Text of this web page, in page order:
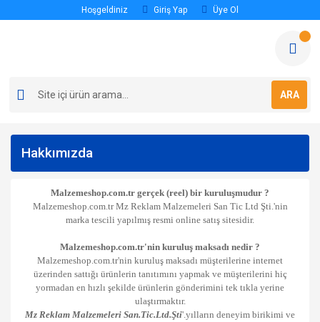
Hoşgeldiniz Giriş Yap Üye Ol
ARA
Hakkımızda
Malzemeshop.com.tr gerçek (reel) bir kuruluşmudur ?
Malzemeshop.com.tr Mz Reklam Malzemeleri San Tic Ltd Şti.'nin
marka tescili yapılmış resmi online satış sitesidir.
Malzemeshop.com.tr'nin kuruluş maksadı nedir ?
Malzemeshop.com.tr'nin kuruluş maksadı müşterilerine internet
üzerinden sattığı ürünlerin tanıtımını yapmak ve müşterilerini hiç
yormadan en hızlı şekilde ürünlerin gönderimini tek tıkla yerine
ulaştırmaktır.
Mz Reklam Malzemeleri San.Tic.Ltd.Şti'.yılların deneyim birikimi ve